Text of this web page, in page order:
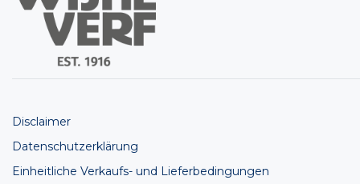
Disclaimer
Datenschutzerklärung
Einheitliche Verkaufs- und Lieferbedingungen